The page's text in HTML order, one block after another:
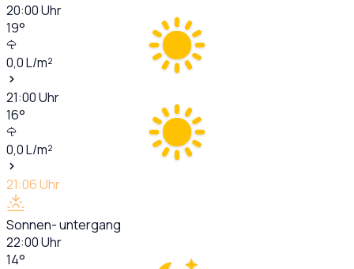
20:00Uhr
19°
0,0L/m²
21:00Uhr
16°
0,0L/m²
21:06Uhr
Sonnen- untergang
22:00Uhr
14°